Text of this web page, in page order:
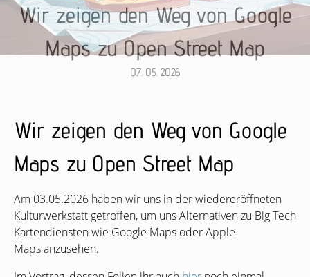
Wir zeigen den Weg von Google
Maps zu Open Street Map
07. 05. 2026
Wir zeigen den Weg von Google
Maps zu Open Street Map
Am 03.05.2026 haben wir uns in der wiedereröffneten
Kulturwerkstatt getroffen, um uns Alternativen zu Big Tech
Kartendiensten wie Google Maps oder Apple
Maps anzusehen.